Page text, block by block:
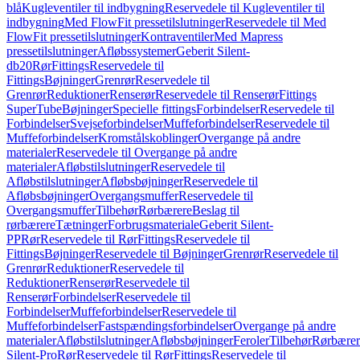
blåKugleventiler til indbygningReservedele til Kugleventiler til
indbygningMed FlowFit pressetilslutningerReservedele til Med
FlowFit pressetilslutningerKontraventilerMed Mapress
pressetilslutningerAfløbssystemerGeberit Silent-
db20RørFittingsReservedele til
FittingsBøjningerGrenrørReservedele til
GrenrørReduktionerRenserørReservedele til RenserørFittings
SuperTubeBøjningerSpecielle fittingsForbindelserReservedele til
ForbindelserSvejseforbindelserMuffeforbindelserReservedele til
MuffeforbindelserKromstålskoblingerOvergange på andre
materialerReservedele til Overgange på andre
materialerAfløbstilslutningerReservedele til
AfløbstilslutningerAfløbsbøjningerReservedele til
AfløbsbøjningerOvergangsmufferReservedele til
OvergangsmufferTilbehørRørbærereBeslag til
rørbærereTætningerForbrugsmaterialeGeberit Silent-
PPRørReservedele til RørFittingsReservedele til
FittingsBøjningerReservedele til BøjningerGrenrørReservedele til
GrenrørReduktionerReservedele til
ReduktionerRenserørReservedele til
RenserørForbindelserReservedele til
ForbindelserMuffeforbindelserReservedele til
MuffeforbindelserFastspændingsforbindelserOvergange på andre
materialerAfløbstilslutningerAfløbsbøjningerFerolerTilbehør
Silent-ProRørReservedele til RørFittingsReservedele til